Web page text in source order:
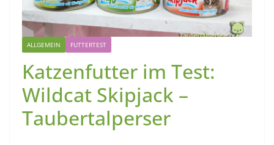
ALLGEMEIN FUTTERTEST
Katzenfutter im Test:
Wildcat Skipjack –
Taubertalperser